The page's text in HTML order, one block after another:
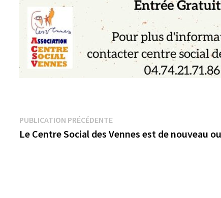
Navigation
de
PUBLICATION PRÉCÉDENTEPublication
précédente :
Le Centre Social des Vennes est de nouveau